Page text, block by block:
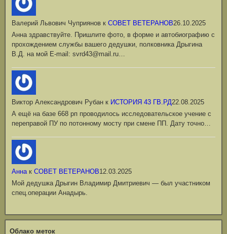
Валерий Львович Чуприянов к СОВЕТ ВЕТЕРАНОВ26.10.2025
Анна здравствуйте. Пришлите фото, в форме и автобиографию с
прохождением службы вашего дедушки, полковника Дрыгина
В.Д. на мой Е-mail: svrd43@mail.ru…
Виктор Александрович Рубан к ИСТОРИЯ 43 ГВ.РД22.08.2025
А ещё на базе 668 рп проводилось исследовательское учение с
переправой ПУ по потонному мосту при смене ПП. Дату точно…
Аннак СОВЕТ ВЕТЕРАНОВ12.03.2025
Мой дедушка Дрыгин Владимир Дмитриевич — был участником
спец.операции Анадырь.
Облако меток